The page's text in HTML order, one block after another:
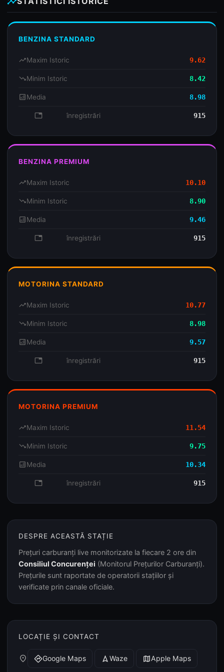
BENZINA STANDARD
trending_upMaxim Istoric 9.62
trending_downMinim Istoric 8.42
analyticsMedia 8.98
database înregistrări 915
BENZINA PREMIUM
trending_upMaxim Istoric 10.10
trending_downMinim Istoric 8.90
analyticsMedia 9.46
database înregistrări 915
MOTORINA STANDARD
trending_upMaxim Istoric 10.77
trending_downMinim Istoric 8.98
analyticsMedia 9.57
database înregistrări 915
MOTORINA PREMIUM
trending_upMaxim Istoric 11.54
trending_downMinim Istoric 9.75
analyticsMedia 10.34
database înregistrări 915
DESPRE ACEASTĂ STAȚIE
Prețuri carburanți live monitorizate la fiecare 2 ore din
Consiliul Concurenței (Monitorul Prețurilor Carburanți).
Prețurile sunt raportate de operatorii stațiilor și
verificate prin canale oficiale.
LOCAȚIE ȘI CONTACT
place directionsGoogle Maps navigation Waze mapApple Maps